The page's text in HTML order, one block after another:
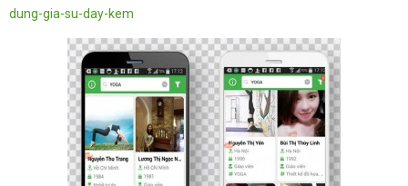
dung-gia-su-day-kem